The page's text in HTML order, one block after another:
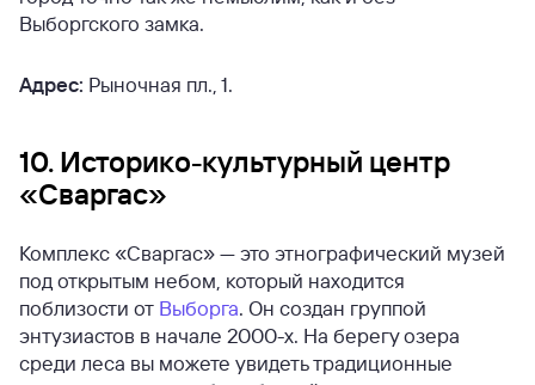
Выборгского замка.
Адрес: Рыночная пл., 1.
10. Историко-культурный центр
«Сваргас»
Комплекс «Сваргас» — это этнографический музей
под открытым небом, который находится
поблизости от Выборга. Он создан группой
энтузиастов в начале 2000-х. На берегу озера
среди леса вы можете увидеть традиционные